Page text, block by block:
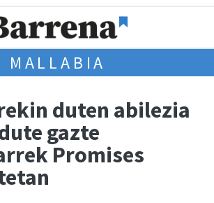
MALLABIA
duten abilezia
gazte
Promises